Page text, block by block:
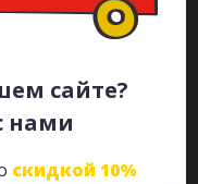
сайте?
нами
скидкой 10%